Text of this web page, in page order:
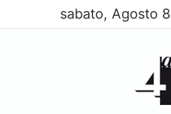
sabato, Agosto